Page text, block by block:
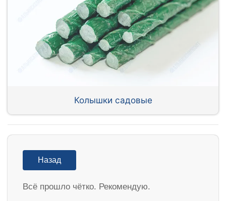
Колышки садовые
Назад
Всё прошло чётко. Рекомендую.